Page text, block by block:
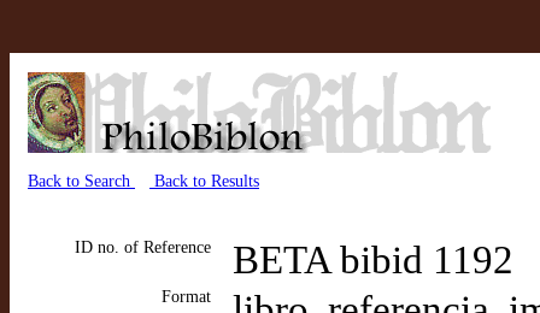
Back to Search Back to Results
ID no. of Reference BETA bibid 1192
Format